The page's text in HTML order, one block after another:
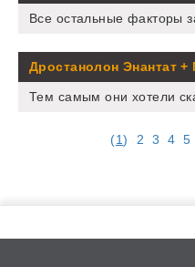
Все остальные факторы
Дростанолон Энантат
Тем самым они хотели
(1) 2 3 4 5